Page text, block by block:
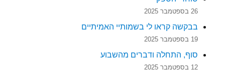
26 בספטמבר 2025
בבקשה קראו לי בשמותיי האמיתיים
19 בספטמבר 2025
סוף, התחלה ודברים מהשבוע
12 בספטמבר 2025